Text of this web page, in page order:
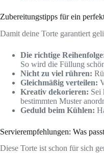
Zubereitungstipps für ein
Damit deine Torte garantiert
Die richtige
So wird die Füllung
Nicht zu viel rühren:
Gleichmäßig verteilen:
Kreativ dekorieren: Sei
bestimmten Muster
Geduld beim Kühlen:
Servierempfehlungen: Was
Diese Torte ist schon für sich